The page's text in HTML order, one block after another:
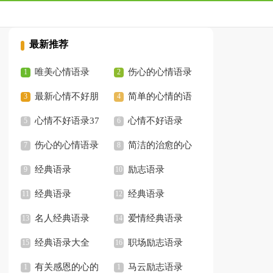
最新推荐
唯美心情语录 伤心的心情语录
摘录
最新心情不好朋
友圈语录文案
简单的心情的语
录46条
心情不好语录37
条
心情不好语录
伤心的心情语录 简洁的治愈的心
情语录
经典语录 励志语录
经典语录 经典语录
名人经典语录 爱情经典语录
经典语录大全 职场励志语录
有关感恩的心的 马云励志语录